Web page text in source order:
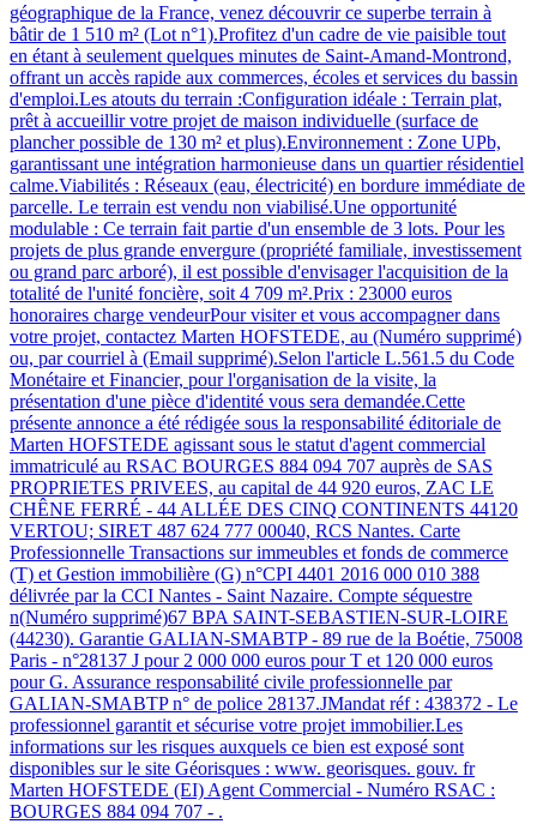
géographique de la France, venez découvrir ce superbe terrain à
bâtir de 1 510 m² (Lot n°1).Profitez d'un cadre de vie paisible tout
en étant à seulement quelques minutes de Saint-Amand-Montrond,
offrant un accès rapide aux commerces, écoles et services du bassin
d'emploi.Les atouts du terrain :Configuration idéale : Terrain plat,
prêt à accueillir votre projet de maison individuelle (surface de
plancher possible de 130 m² et plus).Environnement : Zone UPb,
garantissant une intégration harmonieuse dans un quartier résidentiel
calme.Viabilités : Réseaux (eau, électricité) en bordure immédiate de
parcelle. Le terrain est vendu non viabilisé.Une opportunité
modulable : Ce terrain fait partie d'un ensemble de 3 lots. Pour les
projets de plus grande envergure (propriété familiale, investissement
ou grand parc arboré), il est possible d'envisager l'acquisition de la
totalité de l'unité foncière, soit 4 709 m².Prix : 23000 euros
honoraires charge vendeurPour visiter et vous accompagner dans
votre projet, contactez Marten HOFSTEDE, au (Numéro supprimé)
ou, par courriel à (Email supprimé).Selon l'article L.561.5 du Code
Monétaire et Financier, pour l'organisation de la visite, la
présentation d'une pièce d'identité vous sera demandée.Cette
présente annonce a été rédigée sous la responsabilité éditoriale de
Marten HOFSTEDE agissant sous le statut d'agent commercial
immatriculé au RSAC BOURGES 884 094 707 auprès de SAS
PROPRIETES PRIVEES, au capital de 44 920 euros, ZAC LE
CHÊNE FERRÉ - 44 ALLÉE DES CINQ CONTINENTS 44120
VERTOU; SIRET 487 624 777 00040, RCS Nantes. Carte
Professionnelle Transactions sur immeubles et fonds de commerce
(T) et Gestion immobilière (G) n°CPI 4401 2016 000 010 388
délivrée par la CCI Nantes - Saint Nazaire. Compte séquestre
n(Numéro supprimé)67 BPA SAINT-SEBASTIEN-SUR-LOIRE
(44230). Garantie GALIAN-SMABTP - 89 rue de la Boétie, 75008
Paris - n°28137 J pour 2 000 000 euros pour T et 120 000 euros
pour G. Assurance responsabilité civile professionnelle par
GALIAN-SMABTP n° de police 28137.JMandat réf : 438372 - Le
professionnel garantit et sécurise votre projet immobilier.Les
informations sur les risques auxquels ce bien est exposé sont
disponibles sur le site Géorisques : www. georisques. gouv. fr
Marten HOFSTEDE (EI) Agent Commercial - Numéro RSAC :
BOURGES 884 094 707 - .